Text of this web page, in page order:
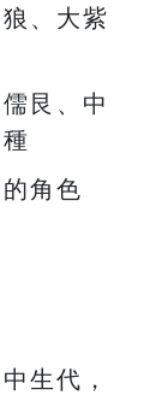
、大紫
艮、中
角色
生代，